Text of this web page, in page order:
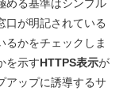
める基準はシンプル
口が明記されている
るかをチェックしま
を示すHTTPS表示が
アップに誘導するサ